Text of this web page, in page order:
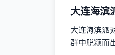
大连海滨
大连海滨派
群中脱颖而